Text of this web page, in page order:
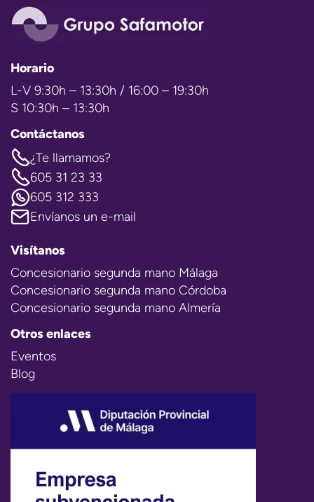
Horario
L-V 9:30h – 13:30h / 16:00 – 19:30h
S 10:30h – 13:30h
Contáctanos
¿Te llamamos?
605 31 23 33
605 312 333
Envíanos un e-mail
Visítanos
Concesionario segunda mano Málaga
Concesionario segunda mano Córdoba
Concesionario segunda mano Almería
Otros enlaces
Eventos
Blog